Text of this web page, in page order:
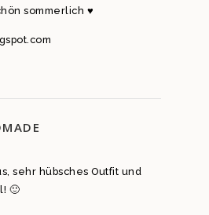
sommerlich ♥
sehr hübsches Outfit und
🙂